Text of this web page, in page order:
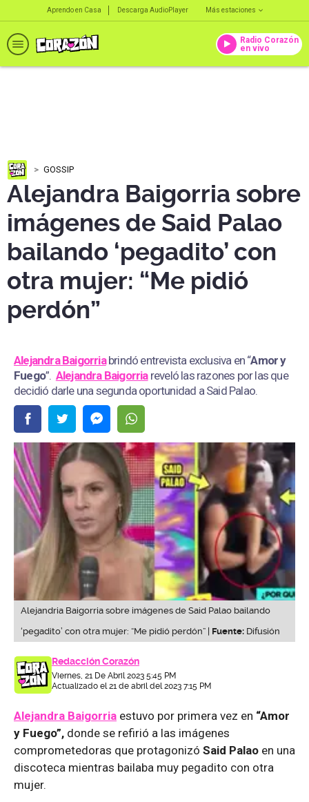
Aprendo en Casa Descarga AudioPlayer Más estaciones
Radio Corazón
en vivo
GOSSIP
Alejandra Baigorria sobre
imágenes de Said Palao
bailando ‘pegadito’ con
otra mujer: “Me pidió
perdón”
Alejandra Baigorriabrindó entrevista exclusiva en “Amor y
Fuego”. Alejandra Baigorria reveló las razones por las que
decidió darle una segunda oportunidad a Said Palao.
Alejandria Baigorria sobre imágenes de Said Palao bailando
‘pegadito’ con otra mujer: “Me pidió perdón” | Fuente: Difusión
Redacción Corazón
Viernes, 21 De Abril 2023 5:45 PM
Actualizado el 21 de abril del 2023 7:15 PM
Alejandra Baigorria estuvo por primera vez en “Amor
y Fuego”, donde se refirió a las imágenes
comprometedoras que protagonizó Said Palao en una
discoteca mientras bailaba muy pegadito con otra
mujer.